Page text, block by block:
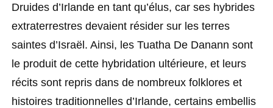
Druides d’Irlande en tant qu’élus, car ses hybrides
extraterrestres devaient résider sur les terres
saintes d’Israël. Ainsi, les Tuatha De Danann sont
le produit de cette hybridation ultérieure, et leurs
récits sont repris dans de nombreux folklores et
histoires traditionnelles d’Irlande, certains embellis